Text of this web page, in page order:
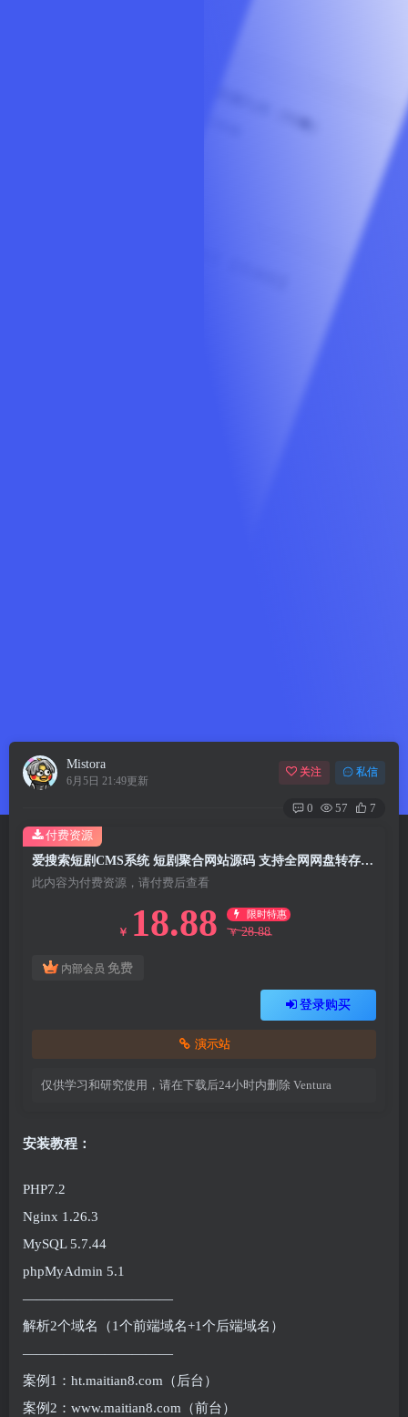
Mistora
6月5日 21:49更新
关注 私信
0 57 7
爱搜索短剧CMS系统 短剧聚合网站源码 支持全网网盘转存拉新
此内容为付费资源，请付费后查看
￥ 18.88 限时特惠
￥ 28.88
内部会员 免费
登录购买
演示站
仅供学习和研究使用，请在下载后24小时内删除 Ventura
付费资源
安装教程：
PHP7.2
Nginx 1.26.3
MySQL 5.7.44
phpMyAdmin 5.1
———————————
解析2个域名（1个前端域名+1个后端域名）
———————————
案例1：ht.maitian8.com（后台）
案例2：www.maitian8.com（前台）